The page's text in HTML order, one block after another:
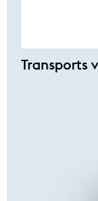
Transports